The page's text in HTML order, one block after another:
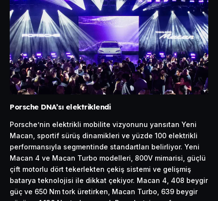
Porsche DNA’sı elektriklendi
Porsche’nin elektrikli mobilite vizyonunu yansıtan Yeni
Macan, sportif sürüş dinamikleri ve yüzde 100 elektrikli
performansıyla segmentinde standartları belirliyor. Yeni
Macan 4 ve Macan Turbo modelleri, 800V mimarisi, güçlü
çift motorlu dört tekerlekten çekiş sistemi ve gelişmiş
batarya teknolojisi ile dikkat çekiyor. Macan 4, 408 beygir
güç ve 650 Nm tork üretirken, Macan Turbo, 639 beygir